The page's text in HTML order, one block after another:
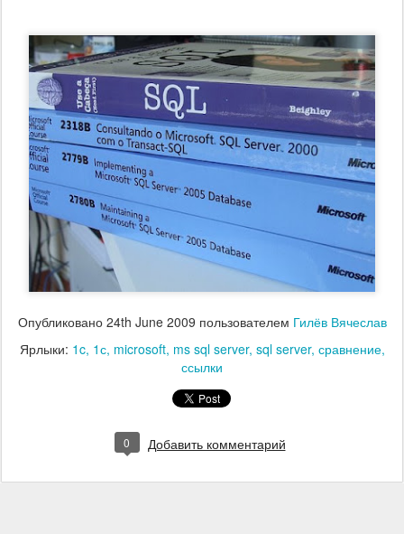
Опубликовано 24th June 2009 пользователем Гилёв Вячеслав
Ярлыки: 1c 1с microsoft ms sql server sql server сравнение
ссылки
0 Добавить комментарий